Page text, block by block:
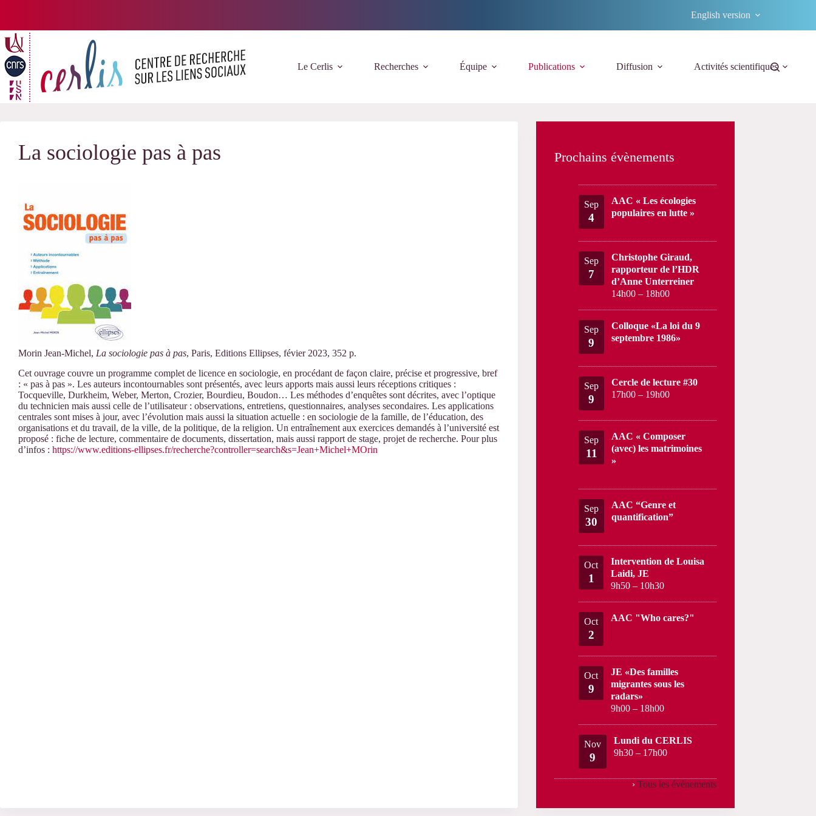
English version
Le Cerlis Recherches Équipe Publications Diffusion Activités scientifiques
La sociologie pas à pas
Morin Jean-Michel, La sociologie pas à pas, Paris, Editions Ellipses, févier 2023, 352 p.
Cet ouvrage couvre un programme complet de licence en sociologie, en procédant de façon claire, précise et progressive, bref
: « pas à pas ». Les auteurs incontournables sont présentés, avec leurs apports mais aussi leurs réceptions critiques :
Tocqueville, Durkheim, Weber, Merton, Crozier, Bourdieu, Boudon… Les méthodes d’enquêtes sont décrites, avec l’optique
du technicien mais aussi celle de l’utilisateur : observations, entretiens, questionnaires, analyses secondaires. Les applications
centrales sont mises à jour, avec l’évolution mais aussi la situation actuelle : en sociologie de la famille, de l’éducation, des
organisations et du travail, de la ville, de la politique, de la religion. Un entraînement aux exercices demandés à l’université est
proposé : fiche de lecture, commentaire de documents, dissertation, mais aussi rapport de stage, projet de recherche. Pour plus
d’infos : https://www.editions-ellipses.fr/recherche?controller=search&s=Jean+Michel+MOrin
Prochains évènements
Sep
4
AAC « Les écologies
populaires en lutte »
Sep
7
Christophe Giraud,
rapporteur de l’HDR
d’Anne Unterreiner
14h00 – 18h00
Sep
9
Colloque «La loi du 9
septembre 1986»
Sep
9
Cercle de lecture #30
17h00 – 19h00
Sep
11
AAC « Composer
(avec) les matrimoines
»
Sep
30
AAC “Genre et
quantification”
Oct
1
Intervention de Louisa
Laidi, JE
9h50 – 10h30
Oct
2
AAC "Who cares?"
Oct
9
JE «Des familles
migrantes sous les
radars»
9h00 – 18h00
Nov
9
Lundi du CERLIS
9h30 – 17h00
› Tous les évènements